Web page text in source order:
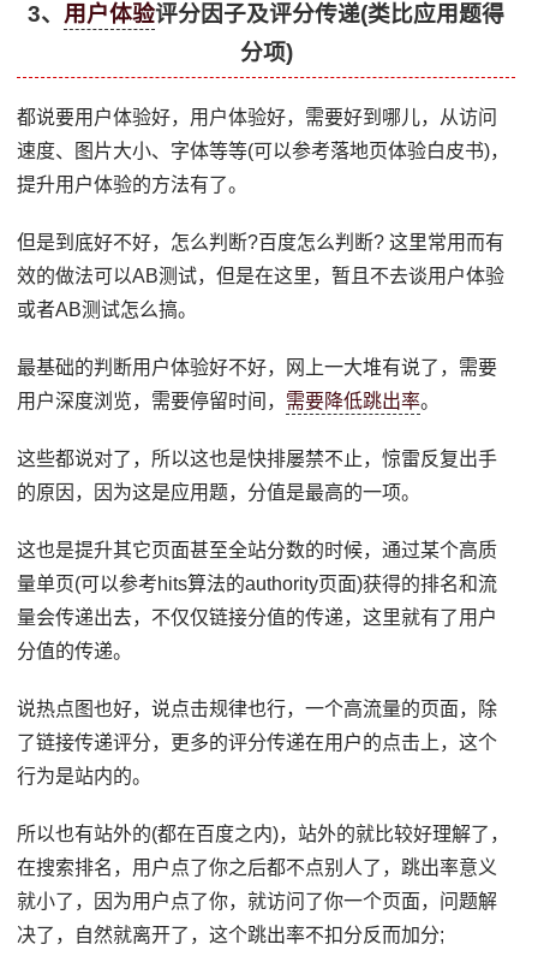
3、 用户体验评分因子及评分传递(类比应用题得
分项)
都说要用户体验好，用户体验好，需要好到哪儿，从访问
速度、图片大小、字体等等(可以参考落地页体验白皮书)，
提升用户体验的方法有了。
但是到底好不好，怎么判断?百度怎么判断? 这里常用而有
效的做法可以AB测试，但是在这里，暂且不去谈用户体验
或者AB测试怎么搞。
最基础的判断用户体验好不好，网上一大堆有说了，需要
用户深度浏览，需要停留时间， 需要降低跳出率。
这些都说对了，所以这也是快排屡禁不止，惊雷反复出手
的原因，因为这是应用题，分值是最高的一项。
这也是提升其它页面甚至全站分数的时候，通过某个高质
量单页(可以参考hits算法的authority页面)获得的排名和流
量会传递出去，不仅仅链接分值的传递，这里就有了用户
分值的传递。
说热点图也好，说点击规律也行，一个高流量的页面，除
了链接传递评分，更多的评分传递在用户的点击上，这个
行为是站内的。
所以也有站外的(都在百度之内)，站外的就比较好理解了，
在搜索排名，用户点了你之后都不点别人了，跳出率意义
就小了，因为用户点了你，就访问了你一个页面，问题解
决了，自然就离开了，这个跳出率不扣分反而加分;